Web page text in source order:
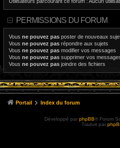
PERMISSIONS DU FORUM
Vous ne pouvez pas poster de nouveaux
Vous ne pouvez pas répondre aux sujets
Vous ne pouvez pas modifier vos messages
Vous ne pouvez pas supprimer vos
Vous ne pouvez pas joindre des fichiers
Portail Index du forum
Développé par phpBB® Forum
Traduit par